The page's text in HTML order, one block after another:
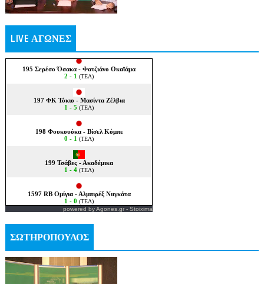
LIVE ΑΓΩΝΕΣ
powered byAgones.gr- Stoixima
ΣΩΤΗΡΟΠΟΥΛΟΣ